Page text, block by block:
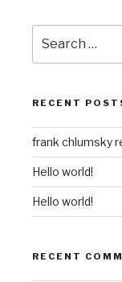
for:
RECENT
frank chlumsky
Hello world!
Hello world!
RECENT